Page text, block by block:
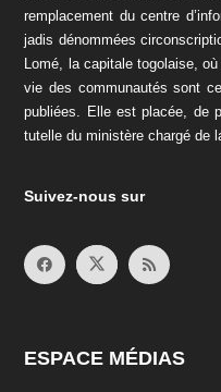
remplacement du centre
jadis dénommées
Lomé, la capitale togolaise,
vie des communautés sont
publiées. Elle est placée, de
tutelle du ministère chargé de
Suivez-nous sur
ESPACE MÉDIAS